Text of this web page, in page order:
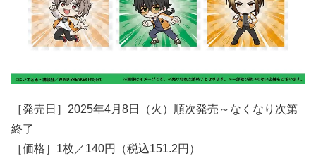
［発売日］2025年4月8日（火）順次発売～なくなり次第
終了
［価格］1枚／140円（税込151.2円）